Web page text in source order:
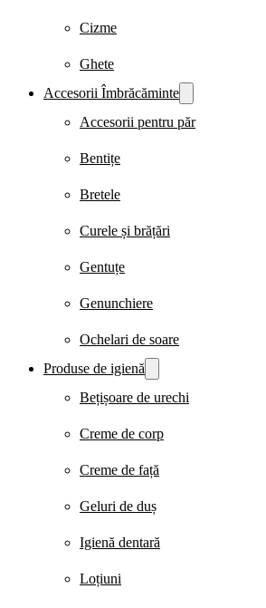
Cizme
Ghete
Accesorii Îmbrăcăminte
Accesorii pentru păr
Bentițe
Bretele
Curele și brățări
Gentuțe
Genunchiere
Ochelari de soare
Produse de igienă
Bețișoare de urechi
Creme de corp
Creme de față
Geluri de duș
Igienă dentară
Loțiuni